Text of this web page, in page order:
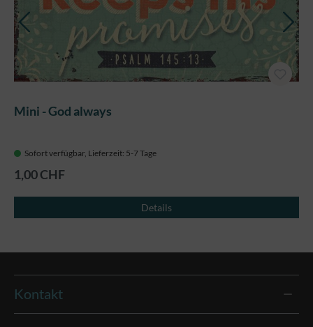
Mini - God always
Sofort verfügbar, Lieferzeit: 5-7 Tage
1,00 CHF
Details
Kontakt